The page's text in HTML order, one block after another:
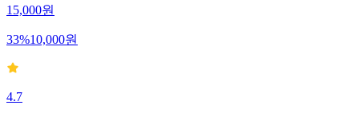
15,000원
33%10,000원
4.7